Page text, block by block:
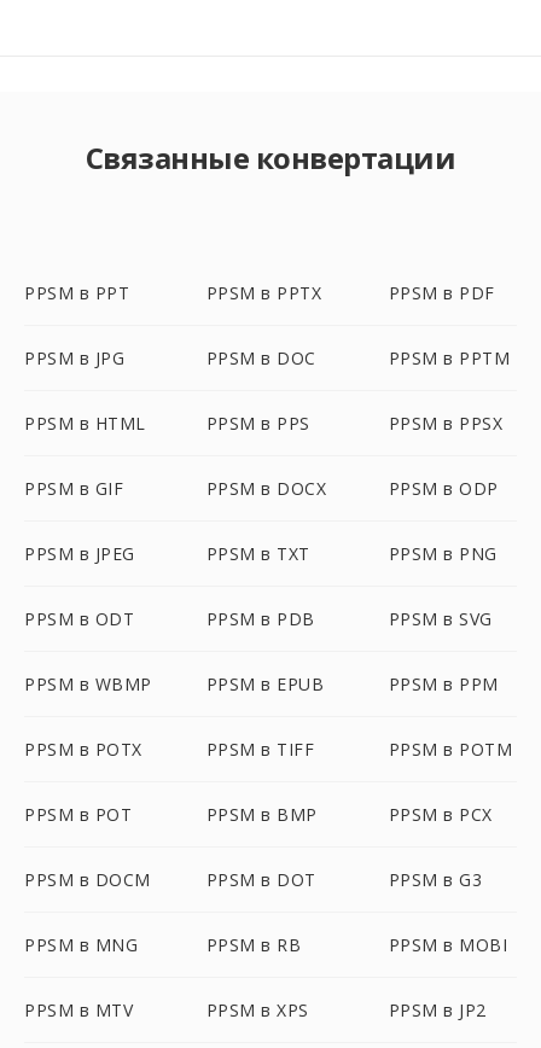
Связанные конвертации
PPSM в PPT PPSM в PPTX PPSM в PDF
PPSM в JPG PPSM в DOC PPSM в PPTM
PPSM в HTML PPSM в PPS PPSM в PPSX
PPSM в GIF PPSM в DOCX PPSM в ODP
PPSM в JPEG PPSM в TXT PPSM в PNG
PPSM в ODT PPSM в PDB PPSM в SVG
PPSM в WBMP PPSM в EPUB PPSM в PPM
PPSM в POTX PPSM в TIFF PPSM в POTM
PPSM в POT PPSM в BMP PPSM в PCX
PPSM в DOCM PPSM в DOT PPSM в G3
PPSM в MNG PPSM в RB PPSM в MOBI
PPSM в MTV PPSM в XPS PPSM в JP2